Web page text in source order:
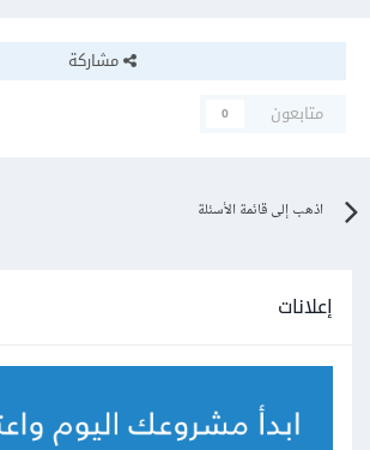
مشاركة
متابعون
0
اذهب إلى قائمة الأسئلة
إعلانات